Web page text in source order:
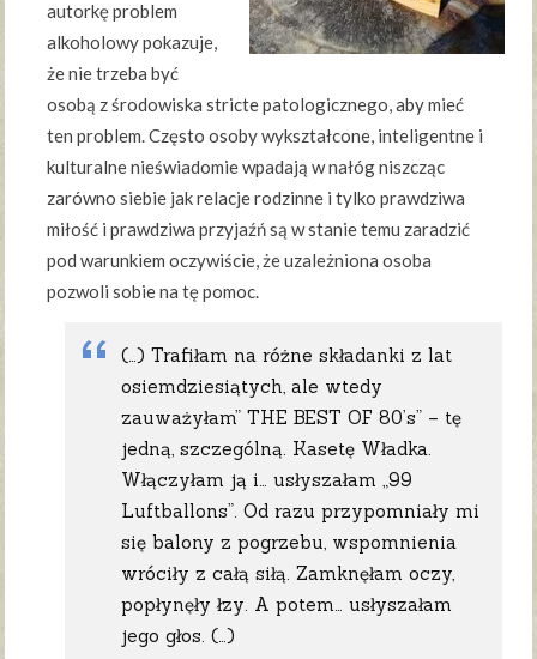
autorkę problem
alkoholowy pokazuje,
że nie trzeba być
osobą z środowiska stricte patologicznego, aby mieć
ten problem. Często osoby wykształcone, inteligentne i
kulturalne nieświadomie wpadają w nałóg niszcząc
zarówno siebie jak relacje rodzinne i tylko prawdziwa
miłość i prawdziwa przyjaźń są w stanie temu zaradzić
pod warunkiem oczywiście, że uzależniona osoba
pozwoli sobie na tę pomoc.
(…) Trafiłam na różne składanki z lat
osiemdziesiątych, ale wtedy
zauważyłam” THE BEST OF 80’s” – tę
jedną, szczególną. Kasetę Władka.
Włączyłam ją i… usłyszałam „99
Luftballons”. Od razu przypomniały mi
się balony z pogrzebu, wspomnienia
wróciły z całą siłą. Zamknęłam oczy,
popłynęły łzy. A potem… usłyszałam
jego głos. (…)